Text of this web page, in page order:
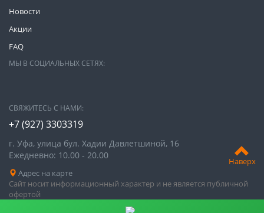
Наверх
Новости
Акции
FAQ
МЫ В СОЦИАЛЬНЫХ СЕТЯХ:
СВЯЖИТЕСЬ С НАМИ:
+7 (927) 3303319
г. Уфа, улица бул. Хадии Давлетшиной, 16
Ежедневно: 10.00 - 20.00
Адрес на карте
Сайт носит информационный характер и не является публичной
офертой